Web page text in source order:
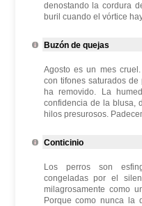
denostando la cordura
buril cuando el vórtice
Buzón de quejas
Agosto es un mes
con tifones saturados
ha removido. La
confidencia de la blusa,
hilos presurosos.
Conticinio
Los perros son
congeladas por el
milagrosamente como
Porque como nunca la